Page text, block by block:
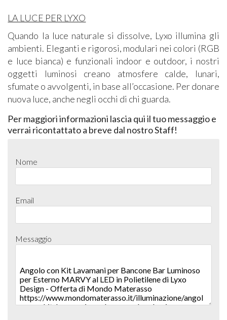
LA LUCE PER LYXO
Quando la luce naturale si dissolve, Lyxo illumina gli
ambienti. Eleganti e rigorosi, modulari nei colori (RGB
e luce bianca) e funzionali indoor e outdoor, i nostri
oggetti luminosi creano atmosfere calde, lunari,
sfumate o avvolgenti, in base all’occasione. Per donare
nuova luce, anche negli occhi di chi guarda.
Per maggiori informazioni lascia qui il tuo messaggio e
verrai ricontattato a breve dal nostro Staff!
Nome
Email
Messaggio